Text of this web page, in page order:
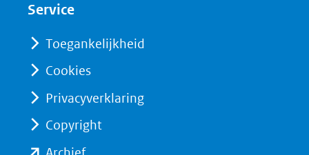
(verwijst
andere
website)
(verwijst
andere
Service
Toegankelijkheid
Cookies
Privacyverklaring
Copyright